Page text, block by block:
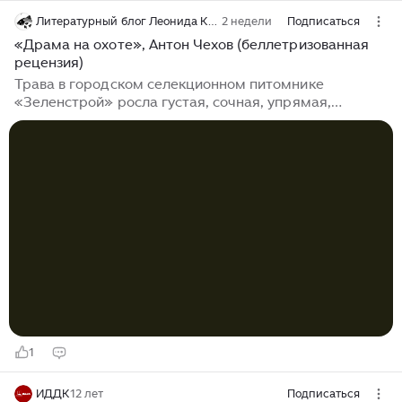
Литературный блог Леонида Карпова 2 недели Подписаться
«Драма на охоте», Антон Чехов (беллетризованная
рецензия)
Трава в городском селекционном питомнике
«Зеленстрой» росла густая, сочная, упрямая,
пахнущая прелью и недавним июньским ливнем.
1
ИДДК12 лет Подписаться